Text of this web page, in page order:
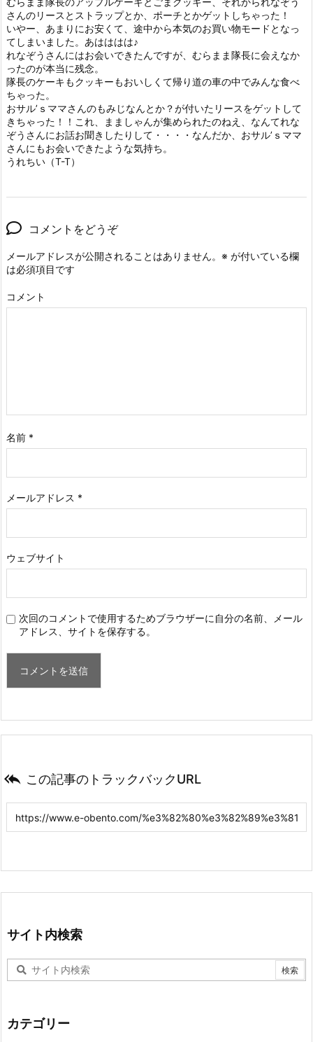
さんのリースとストラップとか、ポーチとかゲットしちゃった！
いやー、あまりにお安くて、途中から本気のお買い物モードとなっ
てしまいました。あはははは♪
れなぞうさんにはお会いできたんですが、むらまま隊長に会えなか
ったのが本当に残念。
隊長のケーキもクッキーもおいしくて帰り道の車の中でみんな食べ
ちゃった。
おサル’ｓママさんのもみじなんとか？が付いたリースをゲットして
きちゃった！！これ、まましゃんが集められたのねえ、なんてれな
ぞうさんにお話お聞きしたりして・・・・なんだか、おサル’ｓママ
さんにもお会いできたような気持ち。
うれちい（T-T）
コメントをどうぞ
メールアドレスが公開されることはありません。 ※ が付いている欄
は必須項目です
コメント
名前 *
メールアドレス *
ウェブサイト
次回のコメントで使用するためブラウザーに自分の名前、メール
アドレス、サイトを保存する。
 この記事のトラックバックURL
サイト内検索
カテゴリー